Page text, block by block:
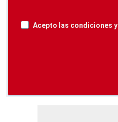
Acepto las condiciones